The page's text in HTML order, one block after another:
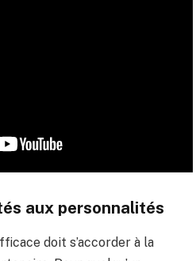
aux personnalités
doit s’accorder à la